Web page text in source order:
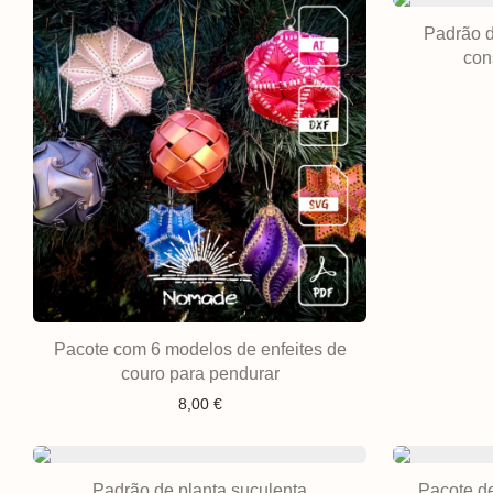
Pacote com 6 modelos de enfeites de
couro para pendurar
8,00 €
Padrão